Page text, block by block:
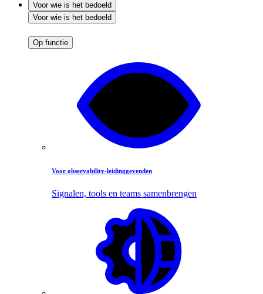
Voor wie is het bedoeld
Voor wie is het bedoeld
Op functie
Voor observability-leidinggevenden
Signalen, tools en teams samenbrengen